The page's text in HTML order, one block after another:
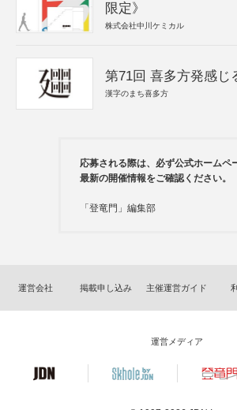
限定》
株式会社中川ケミカル
第71回 喜多方発感じ
漢字のまち喜多方
応募される際は、必ず公式ホームペ
最新の開催情報をご確認ください。
「登竜門」編集部
運営会社 掲載申し込み 主催運営ガイド
運営メディア